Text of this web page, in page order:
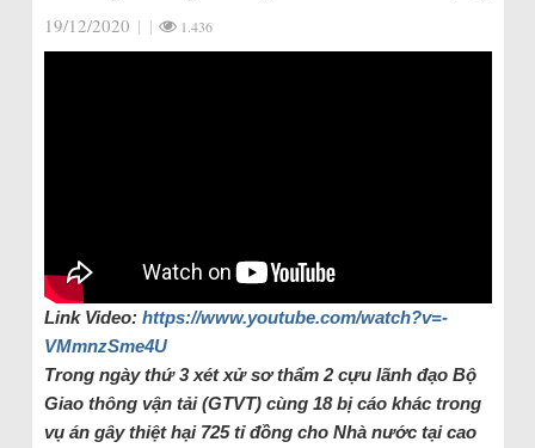
19/12/2020 | | 1.436
Link Video: https://www.youtube.com/watch?v=-
VMmnzSme4U
Trong ngày thứ 3 xét xử sơ thẩm 2 cựu lãnh đạo Bộ
Giao thông vận tải (GTVT) cùng 18 bị cáo khác trong
vụ án gây thiệt hại 725 tỉ đồng cho Nhà nước tại cao